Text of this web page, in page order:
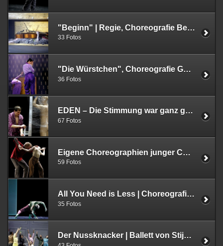
"Beginn" | Regie, Choreografie Ben J. Riepe | Orangerie Herrenhausen, Hannover | Uraufführung 29.03.2022
33 Fotos
"Die Würstchen", Choreografie Gabrielle Duval, FolkwangTanzstudio, Essen | 16.03.2022
36 Fotos
EDEN – Die Stimmung war ganz gut bis zum Schluss | HARTMANNMUELLER | Uraufführung 12.03.2022 | Ringlokschuppen Ruhr | Mülheim
67 Fotos
Eigene Choreographien junger Choreograph*innen | Folkwang Universität der Künste | Essen | 02.03.2022
59 Fotos
All You Need is Less | Choreografien Henrietta Horn, James Wilton und Rainer Behr | Staatstheater Braunschweig | Uraufführung 30.10.2021
35 Fotos
Der Nussknacker | Ballett von Stijn Celis | Saarländisches Staatstheater Saarbrücken | 21. und 29.10.2021